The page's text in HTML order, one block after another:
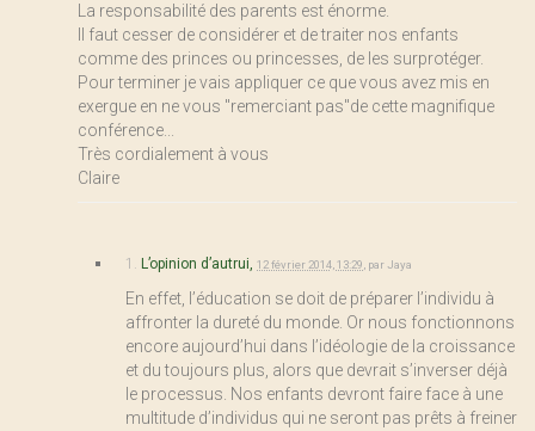
La responsabilité des parents est énorme.
Il faut cesser de considérer et de traiter nos enfants
comme des princes ou princesses, de les surprotéger.
Pour terminer je vais appliquer ce que vous avez mis en
exergue en ne vous "remerciant pas"de cette magnifique
conférence...
Très cordialement à vous
Claire
1. L’opinion d’autrui, 12 février 2014, 13:29 parJaya
En effet, l’éducation se doit de préparer l’individu à
affronter la dureté du monde. Or nous fonctionnons
encore aujourd’hui dans l’idéologie de la croissance
et du toujours plus, alors que devrait s’inverser déjà
le processus. Nos enfants devront faire face à une
multitude d’individus qui ne seront pas prêts à freiner